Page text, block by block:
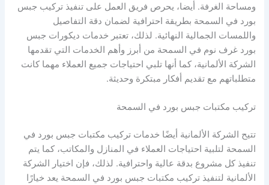
ومساحة الغرفة. أيضا، يحرص فريق العمل على تنفيذ تركيب جبس
بورد في السمحة بطريقة احترافية لضمان دقة التفاصيل
واللمسات الجمالية النهائية. لذلك، تعتبر خدمات ديكورات جبس
بورد غرف نوم في السمحة من أبرز وأهم الخدمات التي تقدمها
الشركة الألمانية، كما أنها تلبي احتياجات جميع العملاء مهما كانت
متطلباتهم مع تقديم أفكار مبتكرة وحديثة.
تركيب مكتبات جبس بورد في السمحة
تتيح الشركة الألمانية أيضًا خدمات تركيب مكتبات جبس بورد في
السمحة لتلبية احتياجات العملاء في المنازل والمكاتب، كما يتم
تنفيذ كل مشروع بدقة عالية واحترافية. لذلك، فإن اختيار الشركة
الألمانية لتنفيذ تركيب مكتبات جبس بورد في السمحة يعد خيارًا